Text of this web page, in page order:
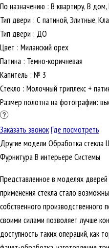
По назначению : В квартиру, В дом,
Тип двери : С патиной, Элитные,
Тип двери : ДО
Цвет : Миланский орех
Патина : Темно-коричневая
Капитель : № 3
Стекло : Молочный триплекс +
Размер полотна на фотографии:
Заказать звонокГде посмотреть
Другие модели Обработка стекла
ФурнитураВ интерьере Cистемы
Представленное в моделях
применения стекла стало
собственного производственного
своими силами позволяет лучше
доступность таких операций, как